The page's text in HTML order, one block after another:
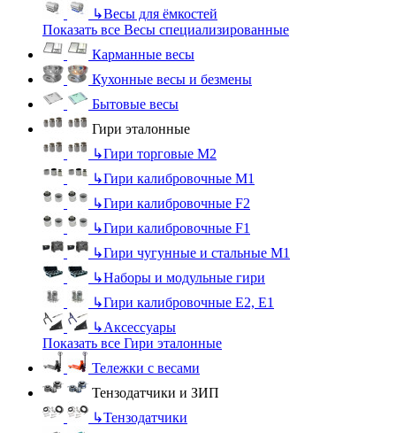
↳Весы для ёмкостей
Показать все Весы специализированные
Карманные весы
Кухонные весы и безмены
Бытовые весы
Гири эталонные
↳Гири торговые М2
↳Гири калибровочные М1
↳Гири калибровочные F2
↳Гири калибровочные F1
↳Гири чугунные и стальные М1
↳Наборы и модульные гири
↳Гири калибровочные E2, Е1
↳Аксессуары
Показать все Гири эталонные
Тележки с весами
Тензодатчики и ЗИП
↳Тензодатчики